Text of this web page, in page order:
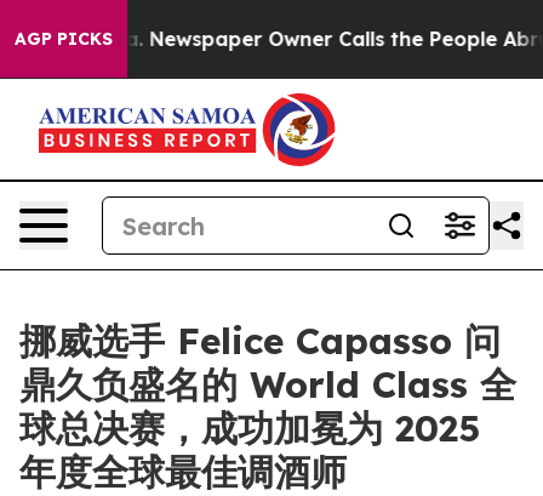
AGP PICKSNewspaper Owner Calls the People Abruptly
挪威选手 Felice Capasso 问
鼎久负盛名的 World Class 全
球总决赛，成功加冕为 2025
年度全球最佳调酒师